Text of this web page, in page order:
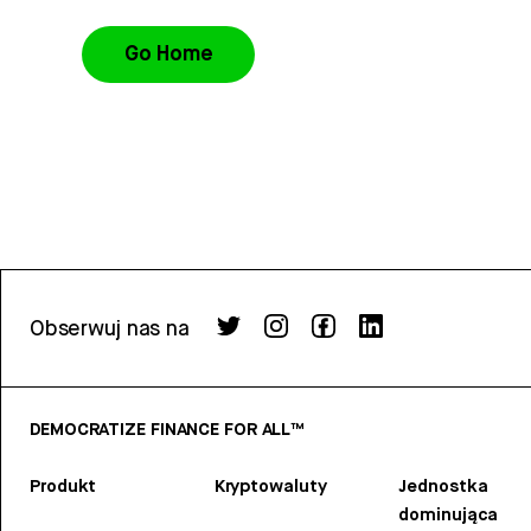
Go Home
Obserwuj nas na
DEMOCRATIZE FINANCE FOR ALL™
Produkt Kryptowaluty
Jednostka
dominująca